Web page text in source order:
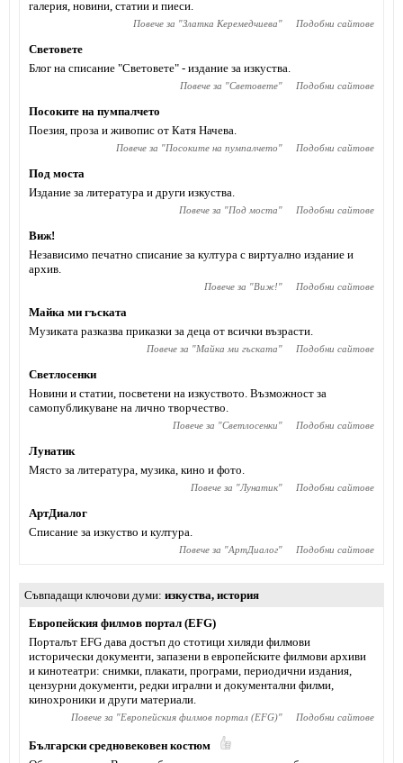
галерия, новини, статии и пиеси.
Повече за "Златка Керемедчиева" Подобни сайтове
Световете
Блог на списание "Световете" - издание за изкуства.
Повече за "Световете" Подобни сайтове
Посоките на пумпалчето
Поезия, проза и живопис от Катя Начева.
Повече за "Посоките на пумпалчето" Подобни сайтове
Под моста
Издание за литература и други изкуства.
Повече за "Под моста" Подобни сайтове
Виж!
Независимо печатно списание за култура с виртуално издание и
архив.
Повече за "Виж!" Подобни сайтове
Майка ми гъската
Музиката разказва приказки за деца от всички възрасти.
Повече за "Майка ми гъската" Подобни сайтове
Светлосенки
Новини и статии, посветени на изкуството. Възможност за
самопубликуване на лично творчество.
Повече за "Светлосенки" Подобни сайтове
Лунатик
Място за литература, музика, кино и фото.
Повече за "Лунатик" Подобни сайтове
АртДиалог
Списание за изкуство и култура.
Повече за "АртДиалог" Подобни сайтове
Съвпадащи ключови думи изкуства, история
Европейския филмов портал (EFG)
Порталът EFG дава достъп до стотици хиляди филмови
исторически документи, запазени в европейските филмови архиви
и кинотеатри: снимки, плакати, програми, периодични издания,
цензурни документи, редки игрални и документални филми,
кинохроники и други материали.
Повече за "Европейския филмов портал (EFG)" Подобни сайтове
Български средновековен костюм